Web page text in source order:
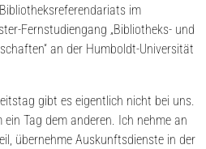
im
Fernstudiengang „Bibliotheks- und
an der Humboldt-Universität
gibt es eigentlich nicht bei uns.
ein Tag dem anderen. Ich nehme an
übernehme Auskunftsdienste in der